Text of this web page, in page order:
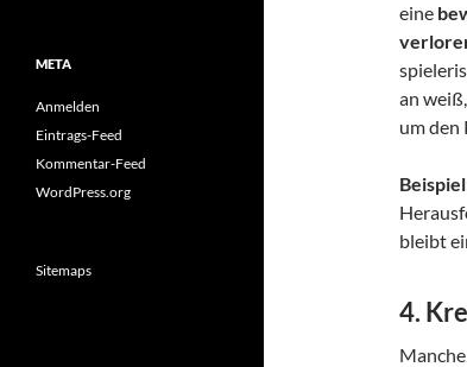
eine
an
um den
Beispiel
bleibt
4.
META
Anmelden
Eintrags-Feed
Kommentar-Feed
WordPress.org
Sitemaps